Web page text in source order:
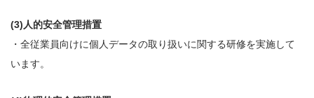
(3)人的安全管理措置
・全従業員向けに個人データの取り扱いに関する研修を実施して
います。